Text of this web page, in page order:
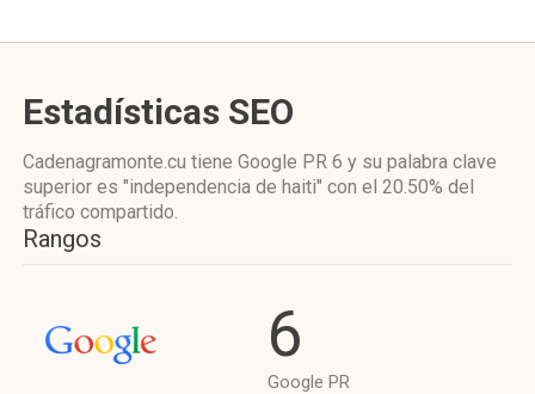
Estadísticas SEO
Cadenagramonte.cu tiene Google PR 6 y su palabra clave
superior es "independencia de haiti" con el 20.50% del
tráfico compartido.
Rangos
6
Google PR